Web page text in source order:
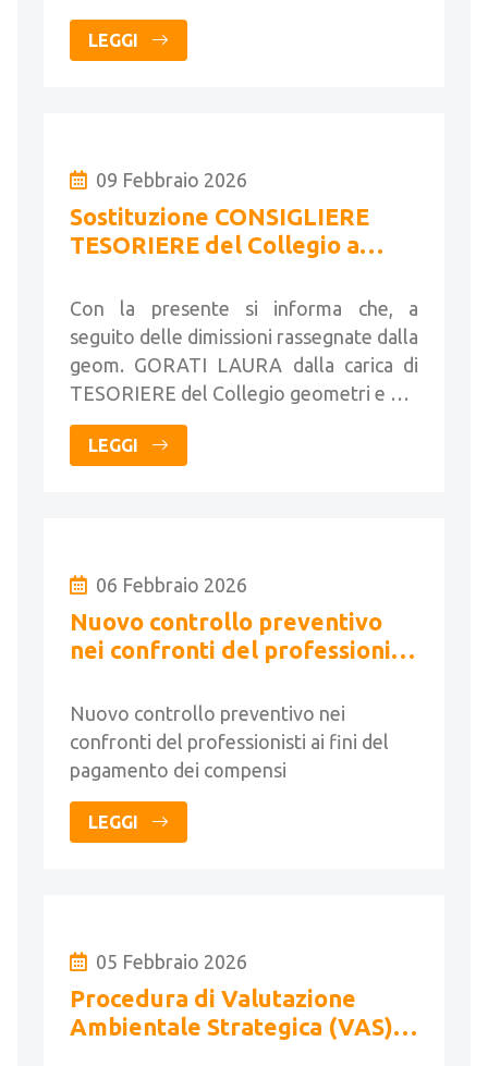
LEGGI
09 Febbraio 2026
Sostituzione CONSIGLIERE
TESORIERE del Collegio a
Con la presente si informa che, a
seguito delle dimissioni rassegnate dalla
geom. GORATI LAURA dalla carica di
TESORIERE del Collegio geometri e …
LEGGI
06 Febbraio 2026
Nuovo controllo preventivo
nei confronti del professionisti
compensi
Nuovo controllo preventivo nei
confronti del professionisti ai fini del
pagamento dei compensi
LEGGI
05 Febbraio 2026
Procedura di Valutazione
Ambientale Strategica (VAS) -